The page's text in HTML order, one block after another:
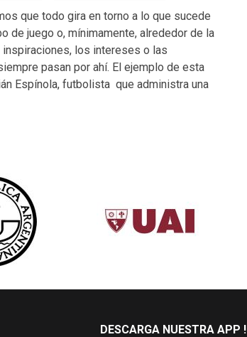
que todo gira en torno a lo que sucede
de juego o, mínimamente, alrededor de la
los intereses o las
pasan por ahí. El ejemplo de esta
Espínola, futbolista que administra una
DESCARGA NUESTRA APP !